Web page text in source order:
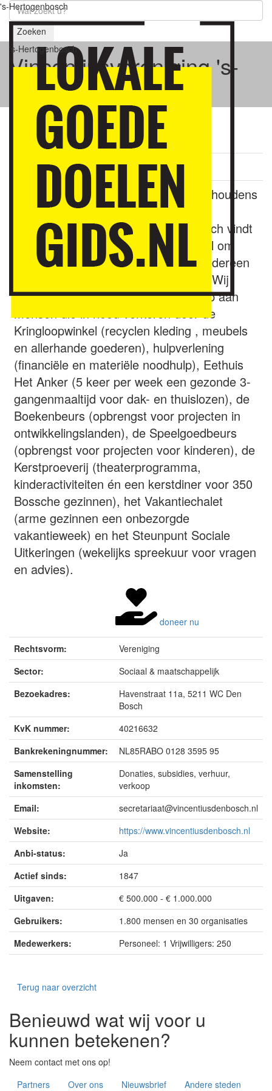
's-Hertogenbosch
's-Hertogenbosch
Zoeken
Vincentiusvereniging 's-
Hertogenbosch
Vincentiusvereniging 's-Hertogenbosch
Ieder mens telt!
In ‘s-Hertogenbosch leven 7200 huishoudens
onder de armoedegrens.
Vincentiusvereniging ’s-Hertogenbosch vindt
dit onacceptabel en stelt zich tot doel om
deze armoede te bestrijden, zodat iedereen
mee kan doen in onze samenleving. Wij
bieden met onze 250 vrijwilligers hulp aan
mensen die in nood verkeren door de
Kringloopwinkel (recyclen kleding , meubels
en allerhande goederen), hulpverlening
(financiële en materiële noodhulp), Eethuis
Het Anker (5 keer per week een gezonde 3-
gangenmaaltijd voor dak- en thuislozen), de
Boekenbeurs (opbrengst voor projecten in
ontwikkelingslanden), de Speelgoedbeurs
(opbrengst voor projecten voor kinderen), de
Kerstproeverij (theaterprogramma,
kinderactiviteiten én een kerstdiner voor 350
Bossche gezinnen), het Vakantiechalet
(arme gezinnen een onbezorgde
vakantieweek) en het Steunpunt Sociale
Uitkeringen (wekelijks spreekuur voor vragen
en advies).
doneer nu
Rechtsvorm:
Vereniging
Sector:
Sociaal & maatschappelijk
Bezoekadres:
Havenstraat 11a, 5211 WC Den
Bosch
KvK nummer:
40216632
Bankrekeningnummer:
NL85RABO 0128 3595 95
Samenstelling
inkomsten:
Donaties, subsidies, verhuur,
verkoop
Email:
secretariaat@vincentiusdenbosch.nl
Website:
https://www.vincentiusdenbosch.nl
Anbi-status:
Ja
Actief sinds:
1847
Uitgaven:
€ 500.000 - € 1.000.000
Gebruikers:
1.800 mensen en 30 organisaties
Medewerkers:
Personeel: 1 Vrijwilligers: 250
Terug naar overzicht
Benieuwd wat wij voor u
kunnen betekenen?
Neem contact met ons op!
Partners
Over ons Nieuwsbrief Andere steden